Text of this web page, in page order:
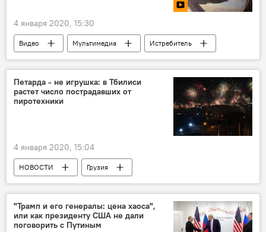
4 января 2020, 15:30
Видео Мультимедиа
Истребитель
Россия
оборона
военная техника
авиация
Петарда - не игрушка: в Тбилиси
растет число пострадавших от
пиротехники
4 января 2020, 15:04
НОВОСТИ
Грузия
ПРОИСШЕСТВИЯ
Пиротехника
Imedi – Имеди грузинское онлайн ТВ
Новый год
"Трамп и его генералы: цена хаоса",
или как президенту США не дали
поговорить с Путиным